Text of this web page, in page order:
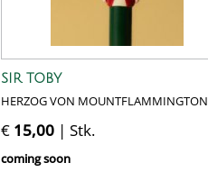
SIR TOBY
HERZOG VON MOUNTFLAMMINGTON
€ 15,00| Stk.
coming soon